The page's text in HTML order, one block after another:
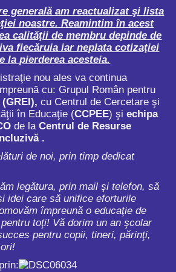
generală am reactualizat şi lista
noastre. Reamintim în acest
calităţii de membru depinde de
fiecăruia iar neplata cotizaţiei
la pierderea acesteia.
nou ales va continua
cu: Grupul Român pentru
(GREI), cu Centrul de Cercetare şi
în Educaţie (CCPEE) şiechipa
de laCentrul de Resurse
.
de noi, prin timp dedicat
legătura, prin mail şi telefon, să
idei care să unifice eforturile
împreună o educaţie de
toţi! Vă dorim un an şcolar
pentru copii, tineri, părinţi,